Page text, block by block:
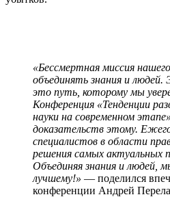
«Бессмертная миссия
объединять знания и людей.
это путь, которому мы
Конференция «Тенденции
науки на современном
доказательств этому.
специалистов в области
решения самых актуальных
Объединяя знания и людей,
лучшему!» — поделился
конференции Андрей